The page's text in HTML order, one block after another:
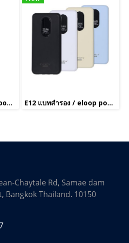
E12 แบทสำรอง / eloop power bank(copy)(copy)(copy)(copy)(copy)(copy)(copy)(copy)(copy)(copy)(copy)(copy)(copy)(copy)(copy)(copy) E12 แบทสำรอง / eloop power bank(copy)(copy)(copy)(copy)(copy)(copy)(copy)(copy)(copy)(copy)(copy)(copy)(copy)(copy)(copy)(copy)(copy)
Chaytale Rd, Samae dam
Bangkok Thailand. 10150